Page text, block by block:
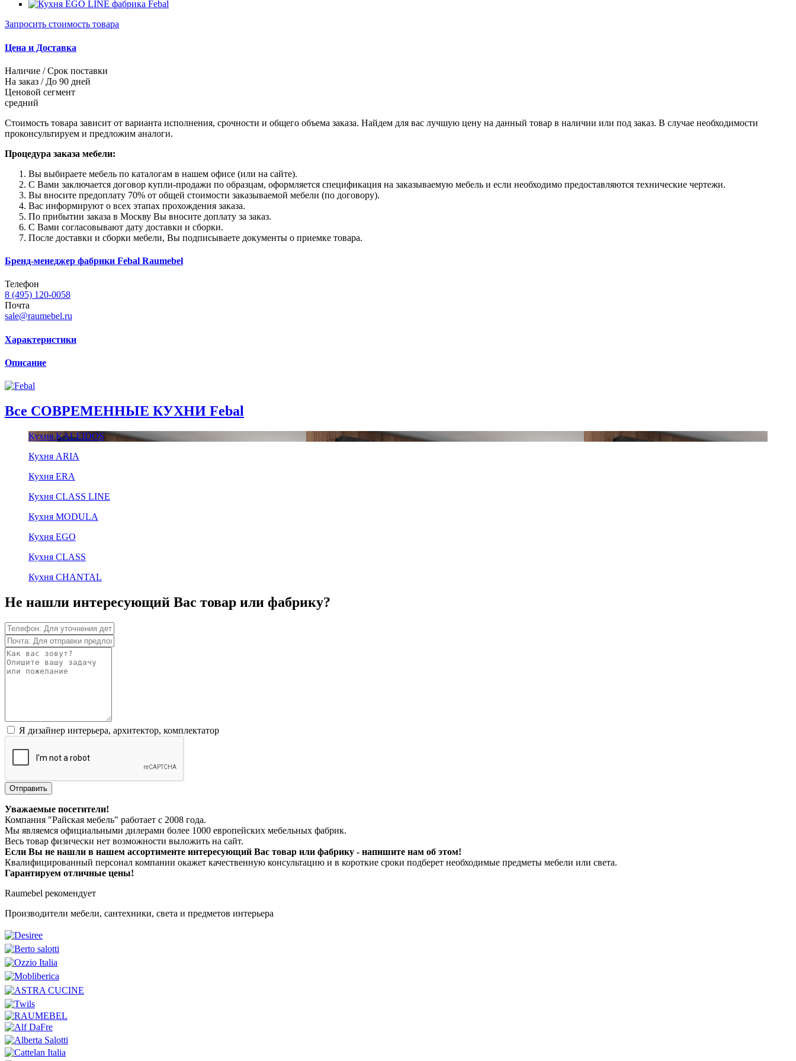
Запросить стоимость товара
Цена и Доставка
Наличие / Срок поставки
На заказ / До 90 дней
Ценовой сегмент
средний
Стоимость товара зависит от варианта исполнения, срочности и общего объема заказа. Найдем для вас лучшую цену на данный товар в наличии или под заказ. В случае необходимости
проконсультируем и предложим аналоги.
Процедура заказа мебели:
Вы выбираете мебель по каталогам в нашем офисе (или на сайте).
С Вами заключается договор купли-продажи по образцам, оформляется спецификация на заказываемую мебель и если необходимо предоставляются технические чертежи.
Вы вносите предоплату 70% от общей стоимости заказываемой мебели (по договору).
Вас информируют о всех этапах прохождения заказа.
По прибытии заказа в Москву Вы вносите доплату за заказ.
С Вами согласовывают дату доставки и сборки.
После доставки и сборки мебели, Вы подписываете документы о приемке товара.
Бренд-менеджер фабрики Febal Raumebel
Телефон
8 (495) 120-0058
Почта
sale@raumebel.ru
Характеристики
Описание
Все СОВРЕМЕННЫЕ КУХНИ Febal
Кухня KALEIDOS
Кухня ARIA
Кухня ERA
Кухня CLASS LINE
Кухня MODULA
Кухня EGO
Кухня CLASS
Кухня CHANTAL
Не нашли интересующий Вас товар или фабрику?
Я дизайнер интерьера, архитектор, комплектатор
Отправить
Уважаемые посетители!
Компания "Райская мебель" работает с 2008 года.
Мы являемся официальными дилерами более 1000 европейских мебельных фабрик.
Весь товар физически нет возможности выложить на сайт.
Если Вы не нашли в нашем ассортименте интересующий Вас товар или фабрику - напишите нам об этом!
Квалифицированный персонал компании окажет качественную консультацию и в короткие сроки подберет необходимые предметы мебели или света.
Гарантируем отличные цены!
Raumebel рекомендует
Производители мебели, сантехники, света и предметов интерьера